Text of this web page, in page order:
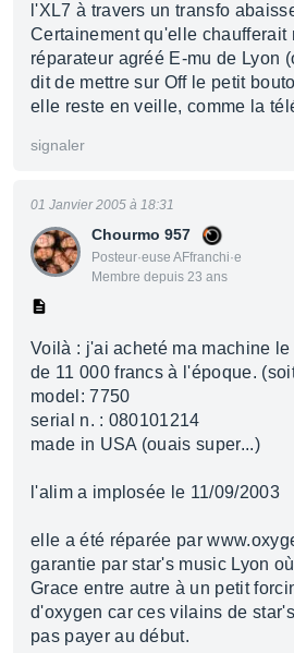
l'XL7 à travers un transfo
Certainement qu'elle chaufferait
réparateur agréé E-mu de Lyon
dit de mettre sur Off le petit
elle reste en veille, comme la
signaler
Chourmo 957
Posteur·euse AFfranchi·e
Membre depuis 23 ans
01 Janvier 2005 à 18:31
Voilà : j'ai acheté ma machine
de 11 000 francs à l'époque.
model: 7750
serial n. : 080101214
made in USA (ouais super...)
l'alim a implosée le 11/09/2003
elle a été réparée par
garantie par star's music Lyon
Grace entre autre à un petit
d'oxygen car ces vilains de
pas payer au début.